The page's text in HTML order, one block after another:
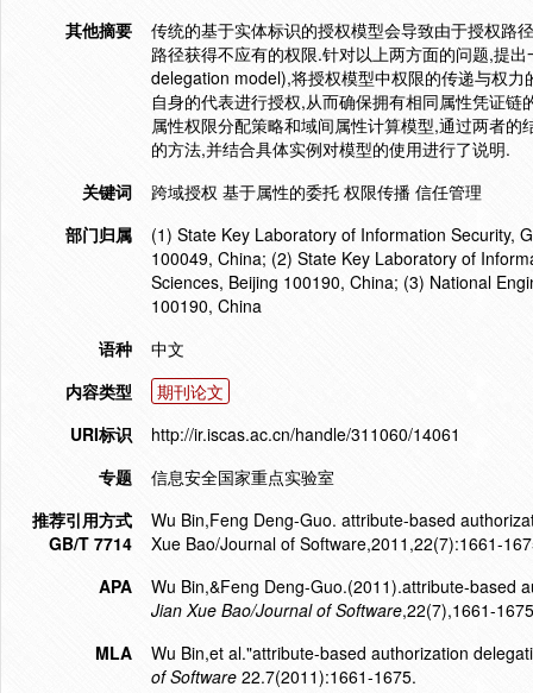
其他摘要
传统的基于实体标识的授权模型会导致由于授权路
路径获得不应有的权限.针对以上两方面的问题,提
delegation model),将授权模型中权限的传递与权
自身的代表进行授权,从而确保拥有相同属性凭证
属性权限分配策略和域间属性计算模型,通过两者
的方法,并结合具体实例对模型的使用进行了说明.
关键词
跨域授权 基于属性的委托 权限传播 信任管理
部门归属
(1) State Key Laboratory of Information Security,
100049, China; (2) State Key Laboratory of
Sciences, Beijing 100190, China; (3) National
100190, China
语种
中文
内容类型
期刊论文
URI标识
http://ir.iscas.ac.cn/handle/311060/14061
专题
信息安全国家重点实验室
推荐引用方式
GB/T 7714
Wu Bin,Feng Deng-Guo. attribute-based
Xue Bao/Journal of Software,2011,22(7):1661-
APA
Wu Bin,&Feng Deng-Guo.(2011).attribute-based
Jian Xue Bao/Journal of Software,22(7),1661-
MLA
Wu Bin,et al."attribute-based authorization
of Software 22.7(2011):1661-1675.